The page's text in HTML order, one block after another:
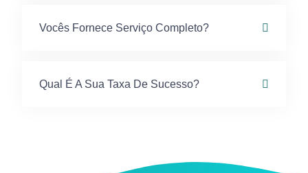
Vocês Fornece Serviço Completo?
Qual É A Sua Taxa De Sucesso?